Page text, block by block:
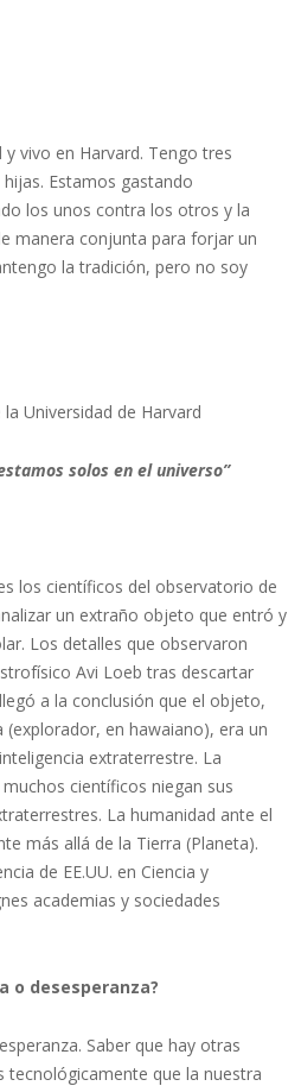
vivo en Harvard. Tengo tres
Estamos gastando
los unos contra los otros y la
manera conjunta para forjar un
la tradición, pero no soy
Universidad de Harvard
solos en el universo”
los científicos del observatorio de
un extraño objeto que entró y
Los detalles que observaron
Avi Loeb tras descartar
a la conclusión que el objeto,
en hawaiano), era un
extraterrestre. La
científicos niegan sus
La humanidad ante el
más allá de la Tierra (Planeta).
de EE.UU. en Ciencia y
academias y sociedades
o desesperanza?
Saber que hay otras
tecnológicamente que la nuestra